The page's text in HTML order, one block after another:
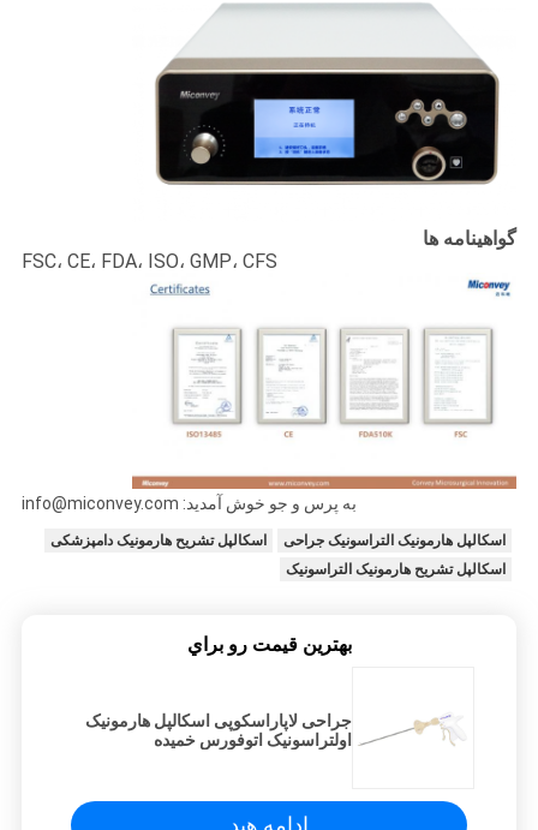
گواهینامه ها
FSC، CE، FDA، ISO، GMP، CFS
به پرس و جو خوش آمدید: info@miconvey.com
اسکالپل هارمونیک التراسونیک جراحی
اسکالپل تشریح هارمونیک دامپزشکی
اسکالپل تشریح هارمونیک التراسونیک
بهترين قيمت رو براي
جراحی لاپاراسکوپی اسکالپل هارمونیک
اولتراسونیک اتوفورس خمیده
ادامه هید